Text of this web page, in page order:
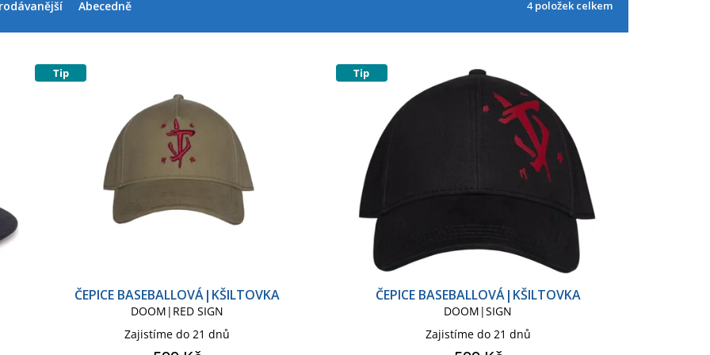
Abecedně 4položek celkem
Tip
ČEPICE BASEBALLOVÁ|KŠILTOVKA
DOOM|RED SIGN
Zajistíme do 21 dnů
Tip
ČEPICE BASEBALLOVÁ|KŠILTOVKA
DOOM|SIGN
Zajistíme do 21 dnů